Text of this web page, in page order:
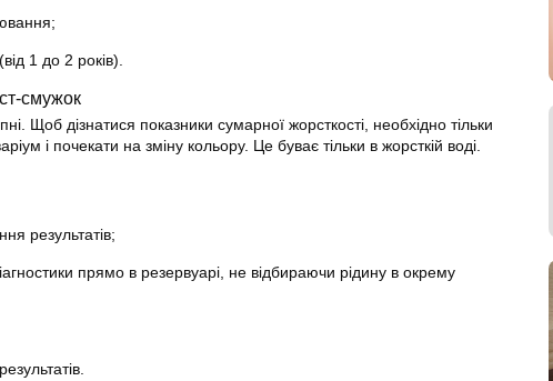
1 до 2 років).
смужок
Щоб дізнатися показники сумарної жорсткості, необхідно тільки
і почекати на зміну кольору. Це буває тільки в жорсткій воді.
результатів;
прямо в резервуарі, не відбираючи рідину в окрему